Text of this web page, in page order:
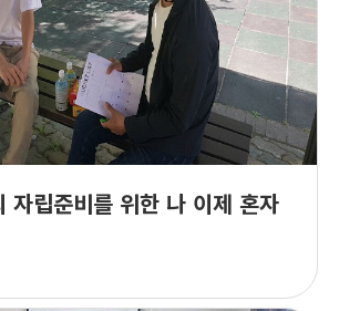
자립준비를 위한 나 이제 혼자